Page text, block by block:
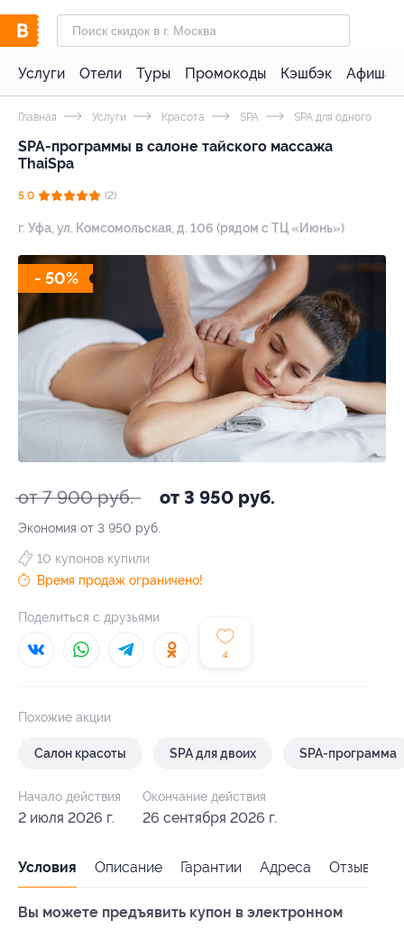
Услуги Отели Туры Промокоды Кэшбэк Афиша
Главная Услуги Красота SPA SPA для одного
SPA-программы в салоне тайского массажа
ThaiSpa
5.0 (2)
г. Уфа, ул. Комсомольская, д. 106 (рядом с ТЦ «Июнь»)
- 50%
от 7 900 руб. от 3 950 руб.
Экономия от 3 950 руб.
4
10 купонов купили
Время продаж ограничено!
Поделиться с друзьями
Похожие акции
Салон красоты SPA для двоих SPA-программа
Начало действия
2 июля 2026 г.
Окончание действия
26 сентября 2026 г.
Условия Описание Гарантии Адреса Отзывы
Вы можете предъявить купон в электронном